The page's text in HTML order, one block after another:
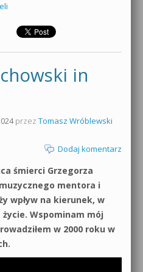
in
przez Tomasz Wróblewski
Dodaj komentarz
śmierci Grzegorza
mentora i
wpływ na kierunek, w
Wspominam mój
w 2000 roku w